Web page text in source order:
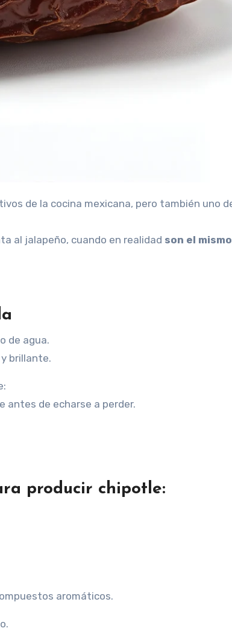
al jalapeño, cuando en realidad son el mismo
de agua.
brillante.
antes de echarse a perder.
producir chipotle:
aromáticos.